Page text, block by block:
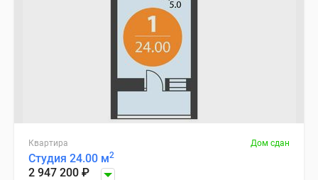
Квартира Дом сдан
Студия 24.00 м2
2 947 200 ₽